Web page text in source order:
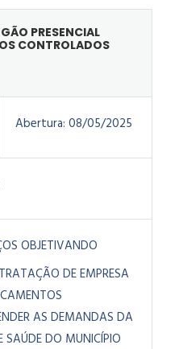
PRESENCIAL
CONTROLADOS
Abertura: 08/05/2025
OBJETIVANDO
DE EMPRESA
AS DEMANDAS DA
SAÚDE DO MUNICÍPIO